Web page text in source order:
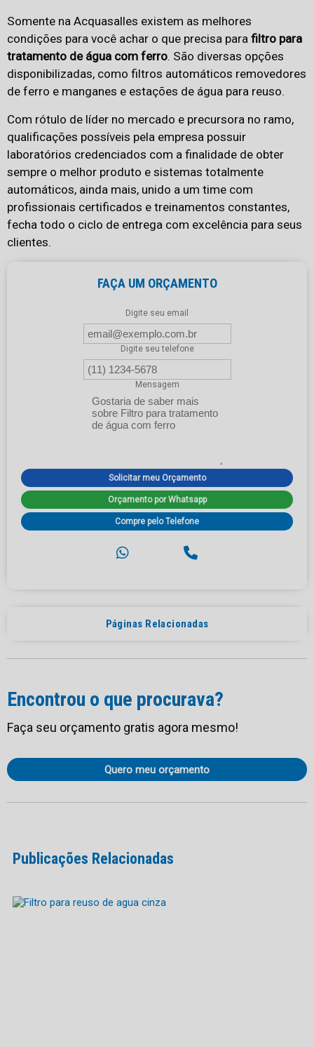
Somente na Acquasalles existem as melhores
condições para você achar o que precisa para filtro para
tratamento de água com ferro. São diversas opções
disponibilizadas, como filtros automáticos removedores
de ferro e manganes e estações de água para reuso.
Com rótulo de líder no mercado e precursora no ramo,
qualificações possíveis pela empresa possuir
laboratórios credenciados com a finalidade de obter
sempre o melhor produto e sistemas totalmente
automáticos, ainda mais, unido a um time com
profissionais certificados e treinamentos constantes,
fecha todo o ciclo de entrega com excelência para seus
clientes.
FAÇA UM ORÇAMENTO
Digite seu email
Digite seu telefone
Mensagem
Solicitar meu Orçamento
Orçamento por Whatsapp
Compre pelo Telefone
Páginas Relacionadas
Encontrou o que procurava?
Faça seu orçamento gratis agora mesmo!
Quero meu orçamento
Publicações Relacionadas